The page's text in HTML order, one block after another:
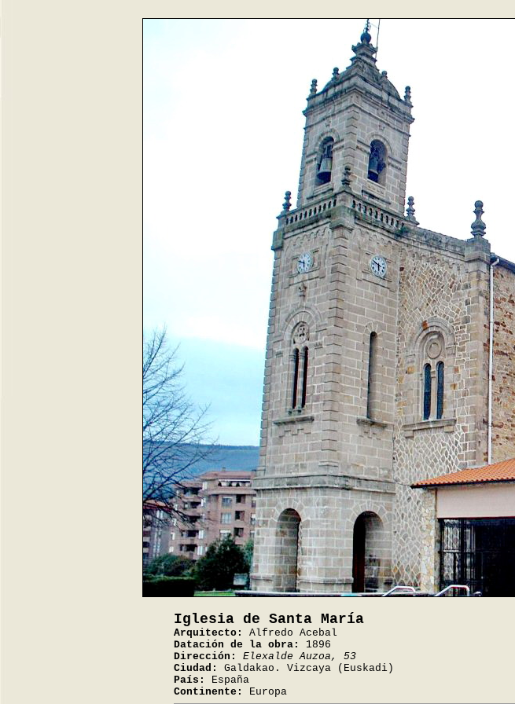
Iglesia de Santa María
Arquitecto:
Alfredo Acebal
Datación de la obra:
1896
Dirección:
Elexalde Auzoa, 53
Ciudad:
Galdakao. Vizcaya (Euskadi)
País:
España
Continente:
Europa